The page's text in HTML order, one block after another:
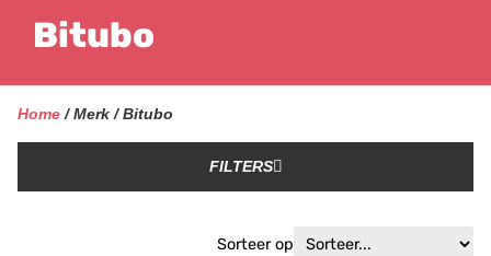
Bitubo
Home / Merk / Bitubo
FILTERS
Sorteer op